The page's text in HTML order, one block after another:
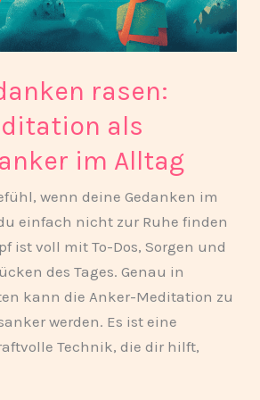
rasen:
als
im Alltag
wenn deine Gedanken im
einfach nicht zur Ruhe finden
ist voll mit To-Dos, Sorgen und
des Tages. Genau in
kann die Anker-Meditation zu
werden. Es ist eine
Technik, die dir hilft,